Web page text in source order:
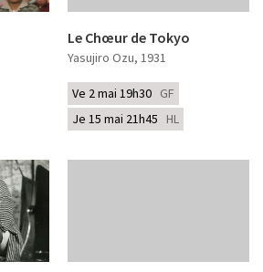
Le Chœur de Tokyo
Yasujiro Ozu, 1931
Ve 2 mai 19h30 GF
Je 15 mai 21h45 HL